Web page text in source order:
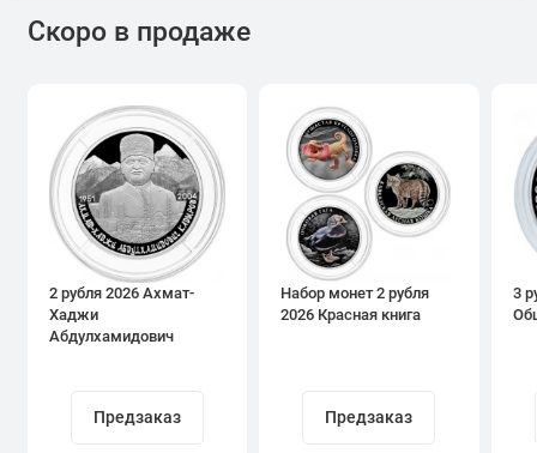
Скоро в продаже
2 рубля 2026 Ахмат-
Хаджи
Абдулхамидович
Предзаказ
Набор монет 2 рубля
2026 Красная книга
Предзаказ
3